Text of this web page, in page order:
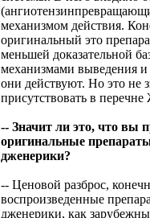
механизмом действия.
оригинальный это
меньшей доказательной
механизмами выведения
они действуют. Но это не
присутствовать в
-- Значит ли это, что вы
оригинальные
дженерики?
-- Ценовой разброс,
воспроизведенные
дженерики, как